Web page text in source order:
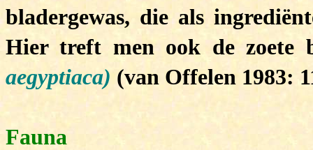
bladergewas, die als
Hier treft men ook de zoete
aegyptiaca) (van Offelen 1983:
Fauna